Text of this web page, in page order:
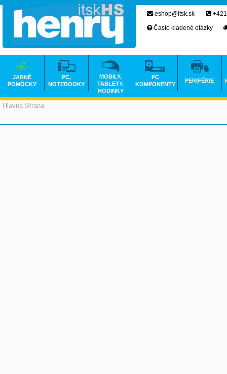
Hlavná Strana
eshop@itsk.sk
Často kladené otázky
JARNÉ
POMÔCKY
PC,
NOTEBOOKY
MOBILY,
TABLETY,
HODINKY
PC
KOMPONENTY
PERIFÉRIE